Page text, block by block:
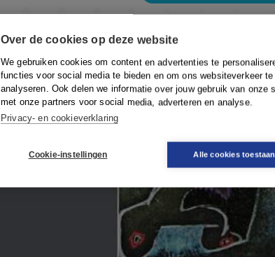
Over de cookies op deze website
We gebruiken cookies om content en advertenties te
functies voor social media te bieden en om ons websiteverkeer te
analyseren. Ook delen we informatie over jouw gebruik van onze
met onze partners voor social media, adverteren en analyse.
Privacy- en cookieverklaring
Cookie-instellingen Alle cookies toestaan